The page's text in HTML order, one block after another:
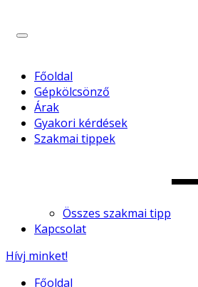
Főoldal
Gépkölcsönző
Árak
Gyakori kérdések
Szakmai tippek
Összes szakmai tipp
Kapcsolat
Hívj minket!
Főoldal